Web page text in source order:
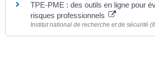
TPE-PME : des outils en ligne pour
risques professionnels
Institut national de recherche et de sécurité